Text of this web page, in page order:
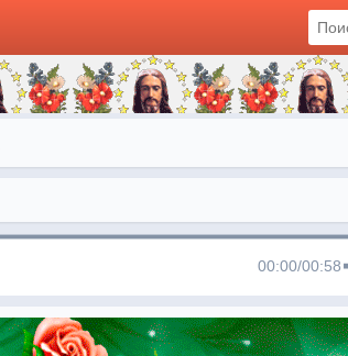
00:00/00:58